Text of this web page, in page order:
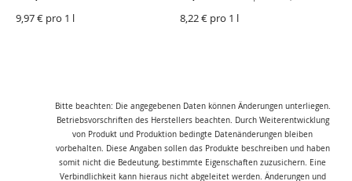
9,97 € pro 1 l 8,22 € pro 1 l
Bitte beachten: Die angegebenen Daten können Änderungen unterliegen.
Betriebsvorschriften des Herstellers beachten. Durch Weiterentwicklung
von Produkt und Produktion bedingte Datenänderungen bleiben
vorbehalten. Diese Angaben sollen das Produkte beschreiben und haben
somit nicht die Bedeutung, bestimmte Eigenschaften zuzusichern. Eine
Verbindlichkeit kann hieraus nicht abgeleitet werden. Änderungen und